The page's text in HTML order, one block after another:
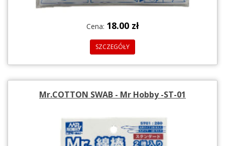
Cena: 18.00 zł
SZCZEGÓŁY
Mr.COTTON SWAB - Mr Hobby -ST-01